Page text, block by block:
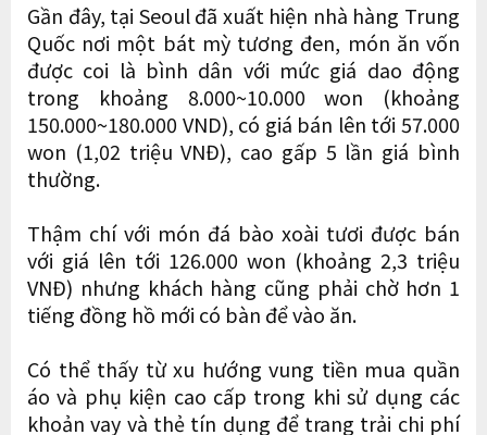
Gần đây, tại Seoul đã xuất hiện nhà hàng Trung
Quốc nơi một bát mỳ tương đen, món ăn vốn
được coi là bình dân với mức giá dao động
trong khoảng 8.000~10.000 won (khoảng
150.000~180.000 VND), có giá bán lên tới 57.000
won (1,02 triệu VNĐ), cao gấp 5 lần giá bình
thường.
Thậm chí với món đá bào xoài tươi được bán
với giá lên tới 126.000 won (khoảng 2,3 triệu
VNĐ) nhưng khách hàng cũng phải chờ hơn 1
tiếng đồng hồ mới có bàn để vào ăn.
Có thể thấy từ xu hướng vung tiền mua quần
áo và phụ kiện cao cấp trong khi sử dụng các
khoản vay và thẻ tín dụng để trang trải chi phí